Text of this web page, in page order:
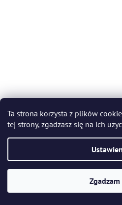
Ta strona korzysta z plików
tej strony, zgadzasz się na ich
Zgadzam
Bohemia Crystal Ręcznie